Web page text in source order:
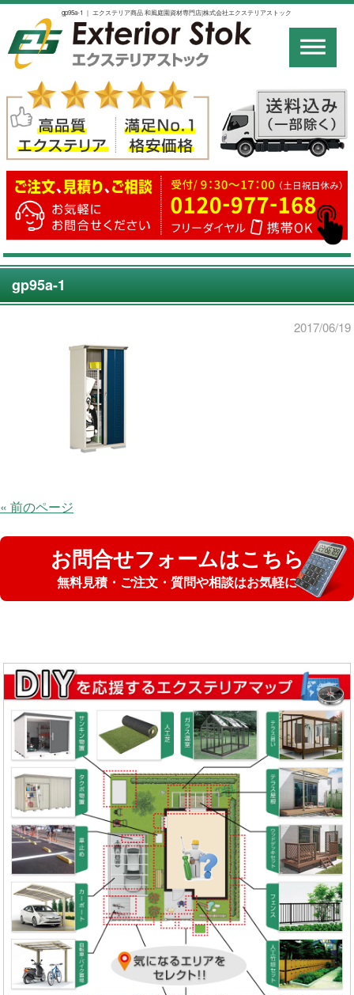
gp95a-1 ｜ エクステリア商品 和風庭園資材専門店|株式会社エクステリアストック
gp95a-1
2017/06/19
« 前のページ
お問合せフォームはこちら
無料見積・ご注文・質問や相談はお気軽に